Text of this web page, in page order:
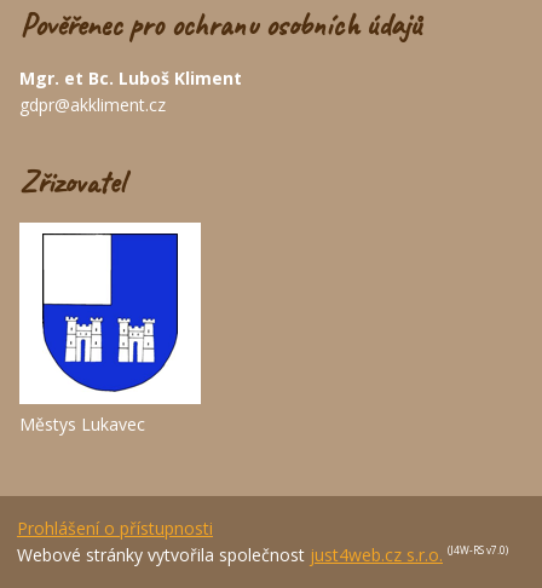
Pověřenec pro ochranu osobních údajů
Mgr. et Bc. Luboš Kliment
gdpr@akkliment.cz
Zřizovatel
Městys Lukavec
Prohlášení o přístupnosti
Webové stránky vytvořila společnost just4web.cz s.r.o. (J4W-RS v7.0)